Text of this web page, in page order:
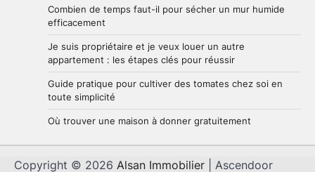
Combien de temps faut-il pour sécher un mur humide
efficacement
Je suis propriétaire et je veux louer un autre
appartement : les étapes clés pour réussir
Guide pratique pour cultiver des tomates chez soi en
toute simplicité
Où trouver une maison à donner gratuitement
Copyright © 2026 Alsan Immobilier | Ascendoor